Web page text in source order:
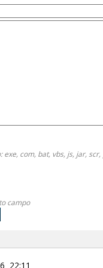
com, bat, vbs, js, jar, scr,
campo
22:11